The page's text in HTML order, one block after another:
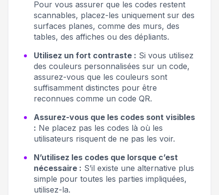
Pour vous assurer que les codes restent
scannables, placez-les uniquement sur des
surfaces planes, comme des murs, des
tables, des affiches ou des dépliants.
Utilisez un fort contraste : Si vous utilisez
des couleurs personnalisées sur un code,
assurez-vous que les couleurs sont
suffisamment distinctes pour être
reconnues comme un code QR.
Assurez-vous que les codes sont visibles
: Ne placez pas les codes là où les
utilisateurs risquent de ne pas les voir.
N’utilisez les codes que lorsque c’est
nécessaire : S’il existe une alternative plus
simple pour toutes les parties impliquées,
utilisez-la.